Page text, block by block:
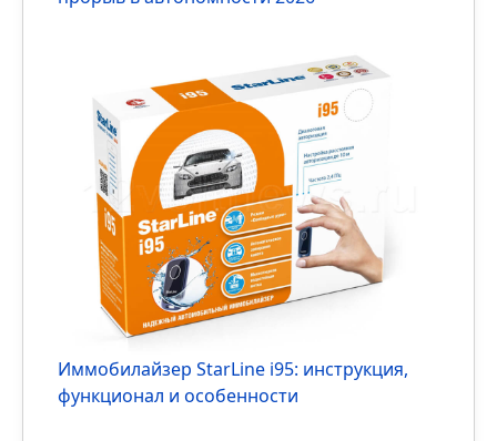
Новые радиометки Pandora Long Life:
прорыв в автономности 2026